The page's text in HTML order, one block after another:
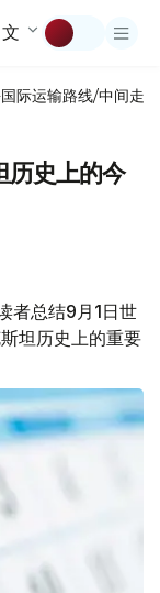
际运输路线/中间走廊
历史上的今
者总结9月1日世
坦历史上的重要